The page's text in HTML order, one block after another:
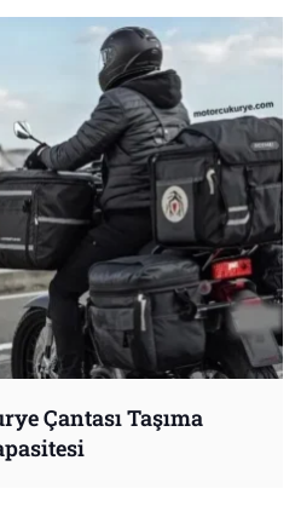
Çantası Taşıma